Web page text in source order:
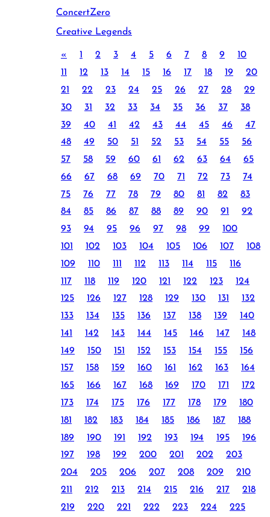
ConcertZero
Creative Legends
« 1 2 3 4 5 6 7 8 9
10
11
12 13 14 15 16 17 18 19
20
21
22 23 24 25 26 27 28
29
30
31 32 33 34 35 36 37
38
39
40 41 42 43 44 45 46
47
48
49 50 51 52 53 54 55
56
57
58 59 60 61 62 63 64
65
66
67 68 69 70 71 72 73
74
75
76 77 78 79 80 81 82
83
84
85 86 87 88 89 90 91
92
93
94 95 96 97 98 99
100
101
102 103 104 105 106 107
108
109
110 111 112 113 114 115
116
117
118 119 120 121 122 123
124
125
126 127 128 129 130 131
132
133
134 135 136 137 138 139
140
141
142 143 144 145 146 147
148
149
150 151 152 153 154 155
156
157
158 159 160 161 162 163
164
165
166 167 168 169 170 171
172
173
174 175 176 177 178 179
180
181
182 183 184 185 186 187
188
189
190 191 192 193 194 195
196
197
198 199 200 201 202
203
204
205 206 207 208 209
210
211
212 213 214 215 216 217
218
219
220 221 222 223 224
225